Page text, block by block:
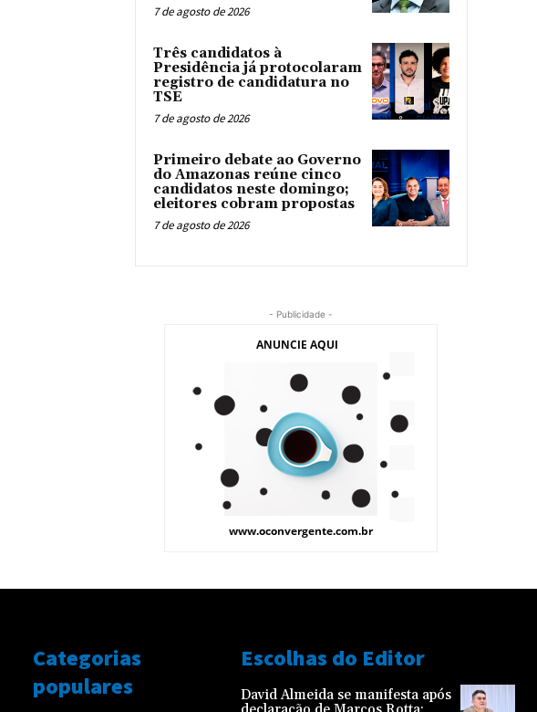
7 de agosto de 2026
Três candidatos à
Presidência já protocolaram
registro de candidatura no
TSE
7 de agosto de 2026
Primeiro debate ao Governo
do Amazonas reúne cinco
candidatos neste domingo;
eleitores cobram propostas
7 de agosto de 2026
- Publicidade -
Categorias
populares
Escolhas do Editor
David Almeida se manifesta após